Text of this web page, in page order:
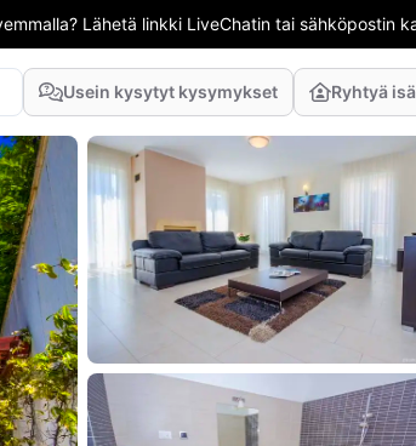
Lähetä linkki LiveChatin tai sähköpostin
Usein kysytyt kysymykset Ryhtyä